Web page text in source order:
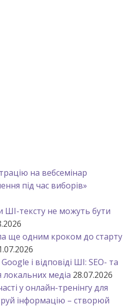
на вебсемінар
під час виборів»
ШІ-тексту не можуть бути
ще одним кроком до старту
і відповіді ШІ: SEO- та
локальних медіа 28.07.2026
у онлайн-тренінгу для
інформацію – створюй